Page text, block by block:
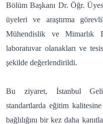
Bölüm Başkanı Dr. Öğr.
üyeleri ve araştırma
Mühendislik ve Mimarlık
laboratuvar olanakları ve
şekilde değerlendirildi.
Bu ziyaret, İstanbul
standartlarda eğitim
bağlılığını bir kez daha